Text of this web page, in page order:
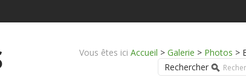
Vous êtes ici Accueil > Galerie > Photos >
Rechercher